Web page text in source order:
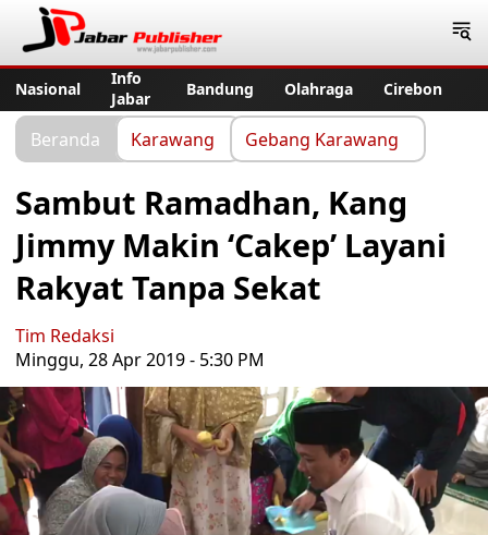
Nasional
Info
Jabar
Bandung Olahraga Cirebon
Beranda Karawang Gebang Karawang
Sambut Ramadhan, Kang
Jimmy Makin ‘Cakep’ Layani
Rakyat Tanpa Sekat
Tim Redaksi
Minggu, 28 Apr 2019 - 5:30 PM